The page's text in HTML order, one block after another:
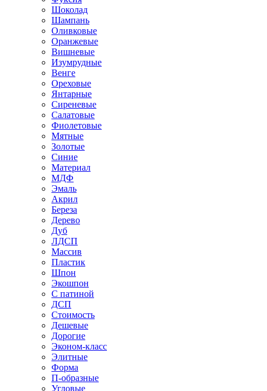
Шоколад
Шампань
Оливковые
Оранжевые
Вишневые
Изумрудные
Венге
Ореховые
Янтарные
Сиреневые
Салатовые
Фиолетовые
Мятные
Золотые
Синие
Материал
МДФ
Эмаль
Акрил
Береза
Дерево
Дуб
ЛДСП
Массив
Пластик
Шпон
Экошпон
С патиной
ДСП
Стоимость
Дешевые
Дорогие
Эконом-класс
Элитные
Форма
П-образные
Угловые